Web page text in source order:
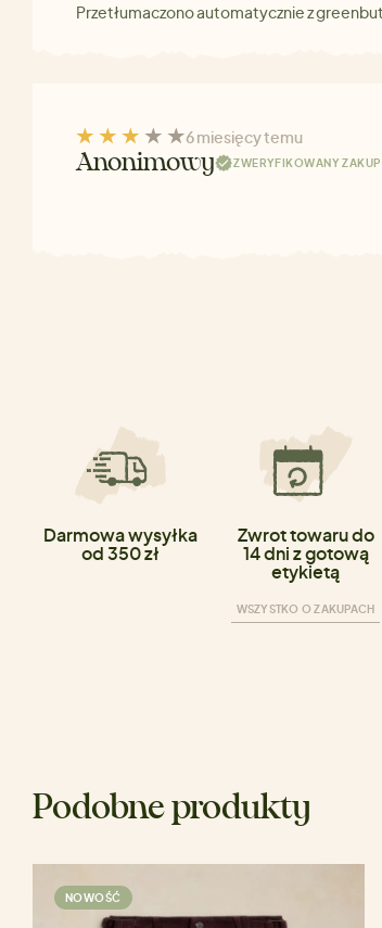
Przetłumaczono automatycznie z
6 miesięcy temu
Anonimowy ZWERYFIKOWANY ZAKUP
Darmowa wysyłka
od 350 zł
Zwrot towaru do
14 dni z gotową
etykietą
WSZYSTKO O ZAKUPACH
Podobne produkty
NOWOŚĆ